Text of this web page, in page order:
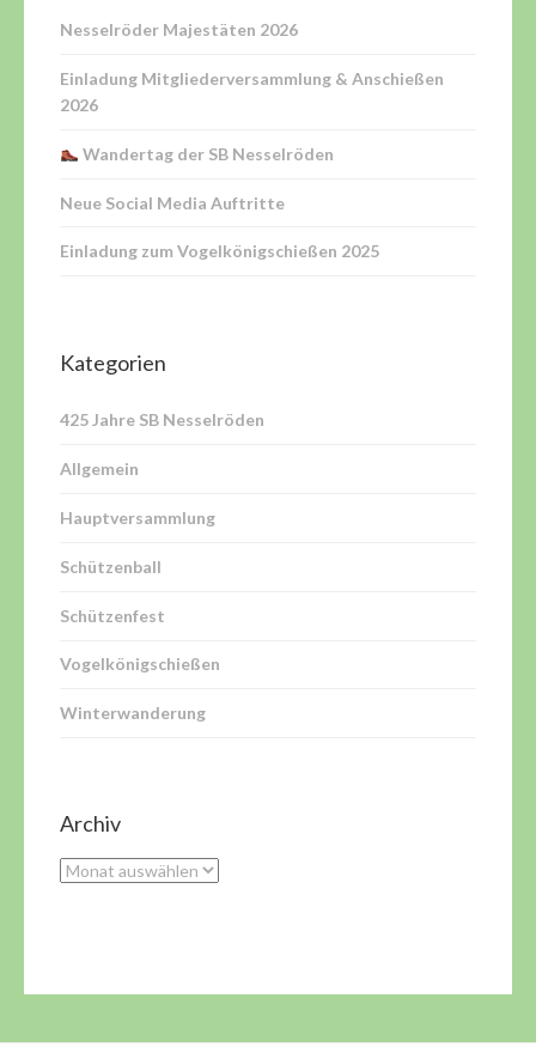
Nesselröder Majestäten 2026
Einladung Mitgliederversammlung & Anschießen
2026
Wandertag der SB Nesselröden
Neue Social Media Auftritte
Einladung zum Vogelkönigschießen 2025
Kategorien
425 Jahre SB Nesselröden
Allgemein
Hauptversammlung
Schützenball
Schützenfest
Vogelkönigschießen
Winterwanderung
Archiv
Archiv